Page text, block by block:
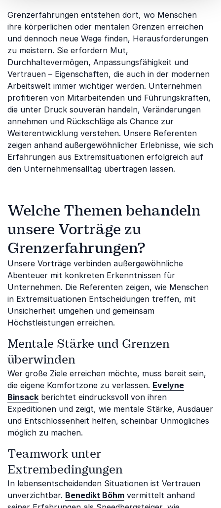
Grenzerfahrungen entstehen dort, wo Menschen
ihre körperlichen oder mentalen Grenzen erreichen
und dennoch neue Wege finden, Herausforderungen
zu meistern. Sie erfordern Mut,
Durchhaltevermögen, Anpassungsfähigkeit und
Vertrauen – Eigenschaften, die auch in der modernen
Arbeitswelt immer wichtiger werden. Unternehmen
profitieren von Mitarbeitenden und Führungskräften,
die unter Druck souverän handeln, Veränderungen
annehmen und Rückschläge als Chance zur
Weiterentwicklung verstehen. Unsere Referenten
zeigen anhand außergewöhnlicher Erlebnisse, wie sich
Erfahrungen aus Extremsituationen erfolgreich auf
den Unternehmensalltag übertragen lassen.
Welche Themen behandeln
unsere Vorträge zu
Grenzerfahrungen?
Unsere Vorträge verbinden außergewöhnliche
Abenteuer mit konkreten Erkenntnissen für
Unternehmen. Die Referenten zeigen, wie Menschen
in Extremsituationen Entscheidungen treffen, mit
Unsicherheit umgehen und gemeinsam
Höchstleistungen erreichen.
Mentale Stärke und Grenzen
überwinden
Wer große Ziele erreichen möchte, muss bereit sein,
die eigene Komfortzone zu verlassen. Evelyne
Binsack berichtet eindrucksvoll von ihren
Expeditionen und zeigt, wie mentale Stärke, Ausdauer
und Entschlossenheit helfen, scheinbar Unmögliches
möglich zu machen.
Teamwork unter
Extrembedingungen
In lebensentscheidenden Situationen ist Vertrauen
unverzichtbar. Benedikt Böhm vermittelt anhand